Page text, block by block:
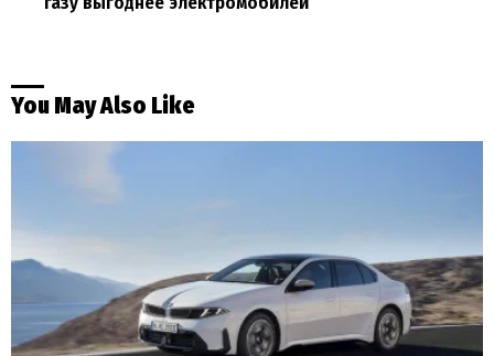
You May Also Like